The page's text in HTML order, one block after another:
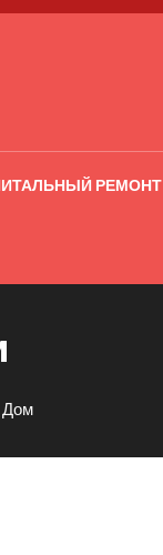
РЕМОНТ